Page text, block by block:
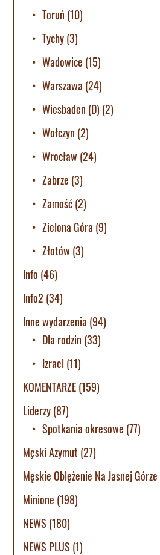
Toruń (10)
Tychy(3)
Wadowice (15)
Warszawa (24)
Wiesbaden (D) (2)
Wołczyn (2)
Wrocław (24)
Zabrze (3)
Zamość(2)
Zielona Góra (9)
Złotów (3)
Info (46)
Info2 (34)
Inne wydarzenia (94)
Dla rodzin (33)
Izrael (11)
KOMENTARZE(159)
Liderzy(87)
Spotkania okresowe (77)
Męski Azymut (27)
Męskie Oblężenie Na Jasnej Górze
Minione (198)
NEWS (180)
NEWS PLUS (1)